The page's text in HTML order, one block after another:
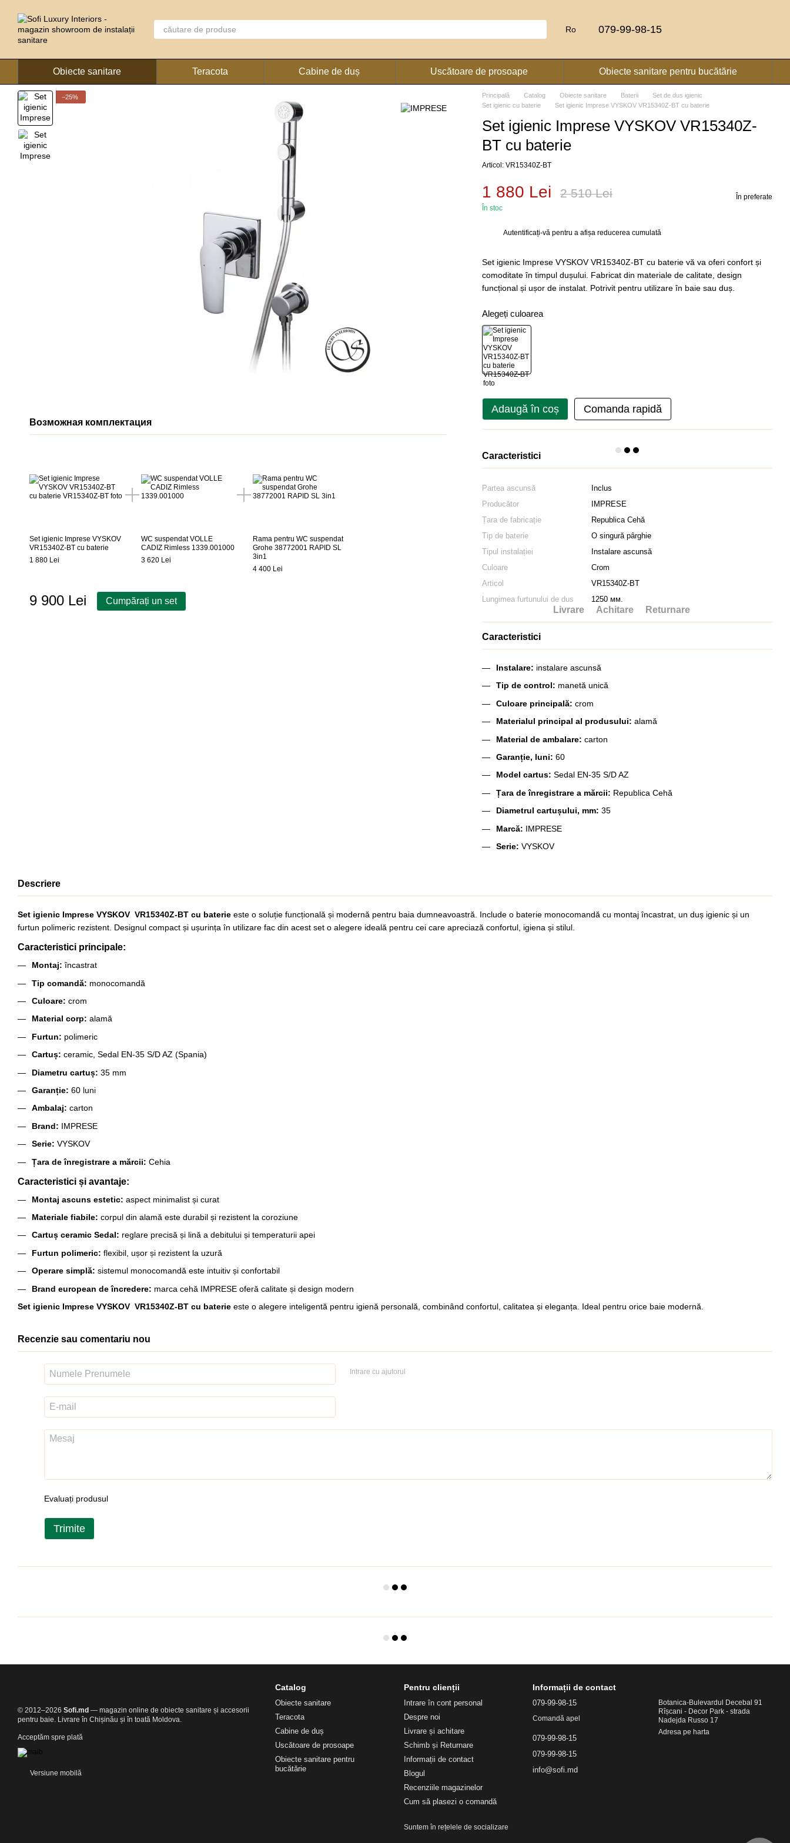
Ro 079-99-98-15
Obiecte sanitare Teracota Cabine de duș Uscătoare de prosoape Obiecte sanitare pentru bucătărie
−25%
Возможная комплектация
Set igienic Imprese VYSKOV
VR15340Z-BT cu baterie
1 880 Lei
WC suspendat VOLLE
CADIZ Rimless 1339.001000
3 620 Lei
Rama pentru WC suspendat
Grohe 38772001 RAPID SL
3in1
4 400 Lei
9 900 Lei Cumpărați un set
Principală Catalog Obiecte sanitare Baterii
Set de dus igienic
Set igienic cu baterie
Set igienic Imprese VYSKOV VR15340Z-BT cu baterie
Set igienic Imprese VYSKOV VR15340Z-
BT cu baterie
Articol: VR15340Z-BT
1 880 Lei 2 510 Lei
În stoc
În preferate
Autentificați-văpentru a afișa reducerea cumulată
Set igienic Imprese VYSKOV VR15340Z-BT cu baterie vă va oferi confort și
comoditate în timpul dușului. Fabricat din materiale de calitate, design
funcțional și ușor de instalat. Potrivit pentru utilizare în baie sau duș.
Alegeți culoarea
Adaugă în coș Comanda rapidă
Caracteristici
Partea ascunsă
Inclus
Producător
IMPRESE
Țara de fabricație
Republica Cehă
Tip de baterie
O singură pârghie
Tipul instalației
Instalare ascunsă
Culoare
Crom
Articol
VR15340Z-BT
Lungimea furtunului de dus
1250 мм.
Livrare Achitare Returnare
Caracteristici
Instalare: instalare ascunsă
Tip de control: manetă unică
Culoare principală:crom
Materialul principal al produsului:alamă
Material de ambalare:carton
Garanție, luni:60
Model cartus:Sedal EN-35 S/D AZ
Țara de înregistrare a mărcii: Republica Cehă
Diametrul cartușului, mm:35
Marcă: IMPRESE
Serie:VYSKOV
Descriere
Set igienic Imprese VYSKOV VR15340Z-BT cu baterie este o soluție funcțională și modernă pentru baia dumneavoastră. Include o baterie monocomandă cu montaj încastrat, un duș igienic și un
furtun polimeric rezistent. Designul compact și ușurința în utilizare fac din acest set o alegere ideală pentru cei care apreciază confortul, igiena și stilul.
Caracteristici principale:
Montaj: încastrat
Tip comandă: monocomandă
Culoare: crom
Material corp: alamă
Furtun: polimeric
Cartuș: ceramic, Sedal EN-35 S/D AZ (Spania)
Diametru cartuș: 35 mm
Garanție: 60 luni
Ambalaj: carton
Brand: IMPRESE
Serie: VYSKOV
Țara de înregistrare a mărcii: Cehia
Caracteristici și avantaje:
Montaj ascuns estetic: aspect minimalist și curat
Materiale fiabile: corpul din alamă este durabil și rezistent la coroziune
Cartuș ceramic Sedal: reglare precisă și lină a debitului și temperaturii apei
Furtun polimeric: flexibil, ușor și rezistent la uzură
Operare simplă: sistemul monocomandă este intuitiv și confortabil
Brand european de încredere: marca cehă IMPRESE oferă calitate și design modern
Set igienic Imprese VYSKOV VR15340Z-BT cu baterie este o alegere inteligentă pentru igienă personală, combinând confortul, calitatea și eleganța. Ideal pentru orice baie modernă.
Recenzie sau comentariu nou
Intrare cu ajutorul
Evaluați produsul
Trimite
© 2012–2026 Sofi.md — magazin online de obiecte sanitare și accesorii
pentru baie. Livrare în Chișinău și în toată Moldova.
Acceptăm spre plată
Versiune mobilă
Catalog
Obiecte sanitare
Teracota
Cabine de duș
Uscătoare de prosoape
Obiecte sanitare pentru
bucătărie
Pentru clienții
Intrare în cont personal
Despre noi
Livrare și achitare
Schimb și Returnare
Informații de contact
Blogul
Recenziile magazinelor
Cum să plasezi o comandă
Suntem în rețelele de socializare
Informații de contact
079-99-98-15
Comandă apel
079-99-98-15
079-99-98-15
info@sofi.md
Botanica-Bulevardul Decebal 91
Rîșcani - Decor Park - strada
Nadejda Russo 17
Adresa pe harta